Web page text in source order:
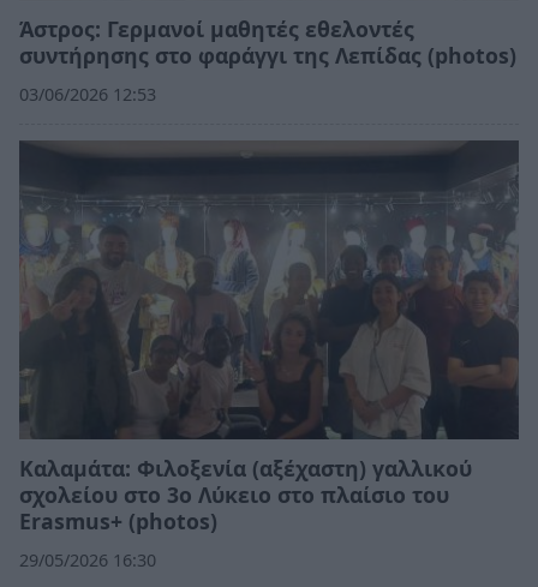
Άστρος: Γερμανοί μαθητές εθελοντές
συντήρησης στο φαράγγι της Λεπίδας (photos)
03/06/2026 12:53
Καλαμάτα: Φιλοξενία (αξέχαστη) γαλλικού
σχολείου στο 3ο Λύκειο στο πλαίσιο του
Erasmus+ (photos)
29/05/2026 16:30